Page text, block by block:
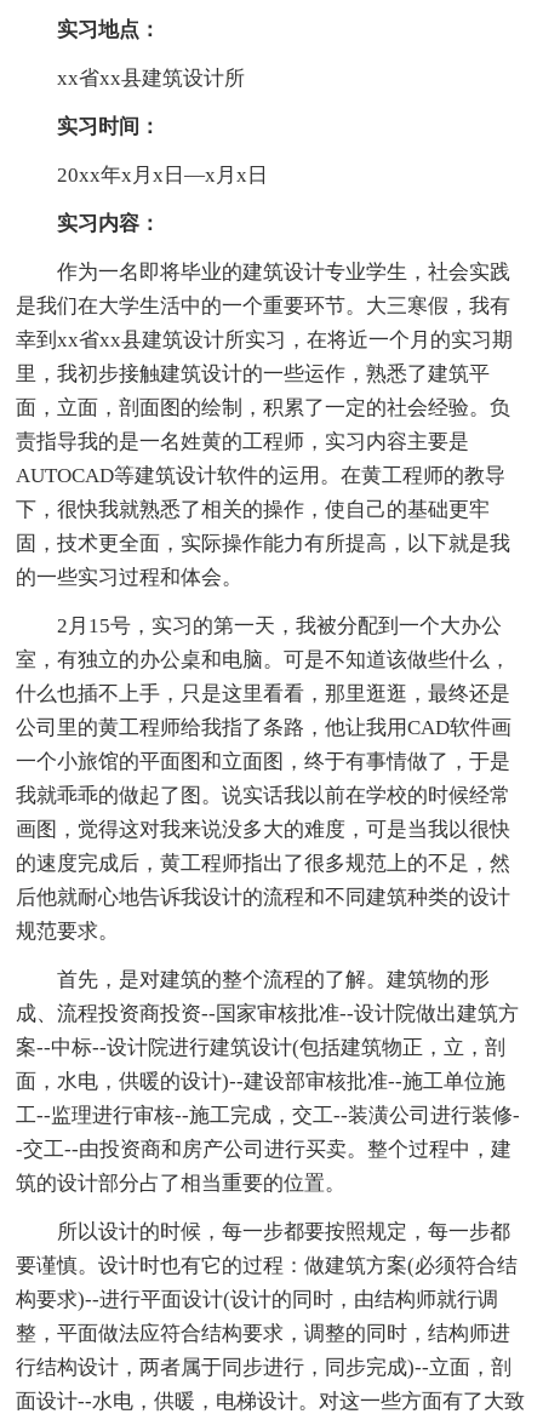
实习地点：
xx省xx县建筑设计所
实习时间：
20xx年x月x日—x月x日
实习内容：
作为一名即将毕业的建筑设计专业学生，社会实践
是我们在大学生活中的一个重要环节。大三寒假，我有
幸到xx省xx县建筑设计所实习，在将近一个月的实习期
里，我初步接触建筑设计的一些运作，熟悉了建筑平
面，立面，剖面图的绘制，积累了一定的社会经验。负
责指导我的是一名姓黄的工程师，实习内容主要是
AUTOCAD等建筑设计软件的运用。在黄工程师的教导
下，很快我就熟悉了相关的操作，使自己的基础更牢
固，技术更全面，实际操作能力有所提高，以下就是我
的一些实习过程和体会。
2月15号，实习的第一天，我被分配到一个大办公
室，有独立的办公桌和电脑。可是不知道该做些什么，
什么也插不上手，只是这里看看，那里逛逛，最终还是
公司里的黄工程师给我指了条路，他让我用CAD软件画
一个小旅馆的平面图和立面图，终于有事情做了，于是
我就乖乖的做起了图。说实话我以前在学校的时候经常
画图，觉得这对我来说没多大的难度，可是当我以很快
的速度完成后，黄工程师指出了很多规范上的不足，然
后他就耐心地告诉我设计的流程和不同建筑种类的设计
规范要求。
首先，是对建筑的整个流程的了解。建筑物的形
成、流程投资商投资--国家审核批准--设计院做出建筑方
案--中标--设计院进行建筑设计(包括建筑物正，立，剖
面，水电，供暖的设计)--建设部审核批准--施工单位施
工--监理进行审核--施工完成，交工--装潢公司进行装修-
-交工--由投资商和房产公司进行买卖。整个过程中，建
筑的设计部分占了相当重要的位置。
所以设计的时候，每一步都要按照规定，每一步都
要谨慎。设计时也有它的过程：做建筑方案(必须符合结
构要求)--进行平面设计(设计的同时，由结构师就行调
整，平面做法应符合结构要求，调整的同时，结构师进
行结构设计，两者属于同步进行，同步完成)--立面，剖
面设计--水电，供暖，电梯设计。对这一些方面有了大致